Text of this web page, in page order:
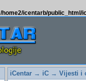
/home2/icentarb/
iCentar→ iC→ Vijesti i